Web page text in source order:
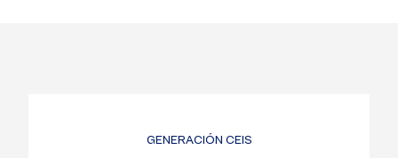
GENERACIÓN CEIS